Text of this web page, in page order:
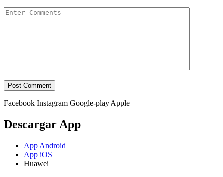
Facebook Instagram Google-play Apple
Descargar App
App Android
App iOS
Huawei